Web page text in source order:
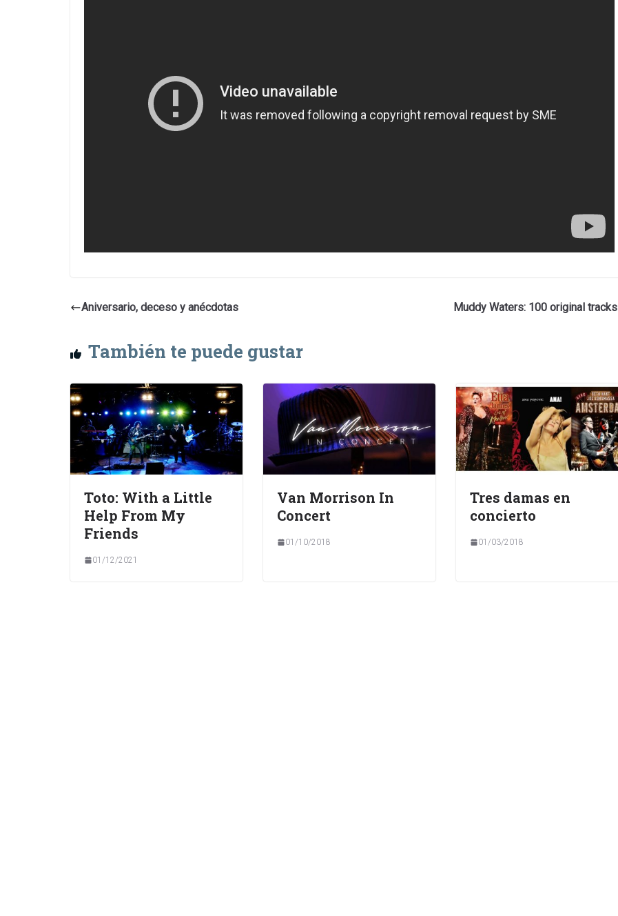
Aniversario, deceso y anécdotas Muddy Waters: 100 original tracks
También te puede gustar
Toto: With a Little
Help From My
Friends
01/12/2021
Van Morrison In
Concert
01/10/2018
Tres damas en
concierto
01/03/2018